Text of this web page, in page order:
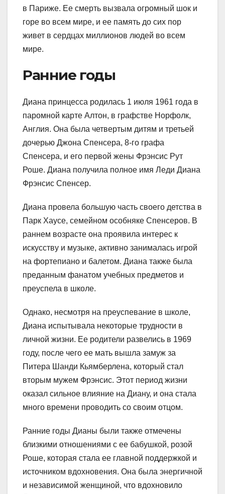
в Париже. Ее смерть вызвала огромный шок и
горе во всем мире, и ее память до сих пор
живет в сердцах миллионов людей во всем
мире.
Ранние годы
Диана принцесса родилась 1 июля 1961 года в
паромной карте Алтон, в графстве Норфолк,
Англия. Она была четвертым дитям и третьей
дочерью Джона Спенсера, 8-го графа
Спенсера, и его первой жены Фрэнсис Рут
Роше. Диана получила полное имя Леди Диана
Фрэнсис Спенсер.
Диана провела большую часть своего детства в
Парк Хаусе, семейном особняке Спенсеров. В
раннем возрасте она проявила интерес к
искусству и музыке, активно занималась игрой
на фортепиано и балетом. Диана также была
преданным фанатом учебных предметов и
преуспела в школе.
Однако, несмотря на преуспевание в школе,
Диана испытывала некоторые трудности в
личной жизни. Ее родители развелись в 1969
году, после чего ее мать вышла замуж за
Питера Шанди Кьямберлена, который стал
вторым мужем Фрэнсис. Этот период жизни
оказал сильное влияние на Диану, и она стала
много времени проводить со своим отцом.
Ранние годы Дианы были также отмечены
близкими отношениями с ее бабушкой, розой
Роше, которая стала ее главной поддержкой и
источником вдохновения. Она была энергичной
и независимой женщиной, что вдохновило